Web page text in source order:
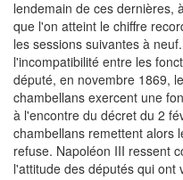
lendemain de ces dernières,
que l'on atteint le chiffre
les sessions suivantes à
l'incompatibilité entre les
député, en novembre 1869,
chambellans exercent une
à l'encontre du décret du 2
chambellans remettent alors
refuse. Napoléon III ressent
l'attitude des députés qui ont